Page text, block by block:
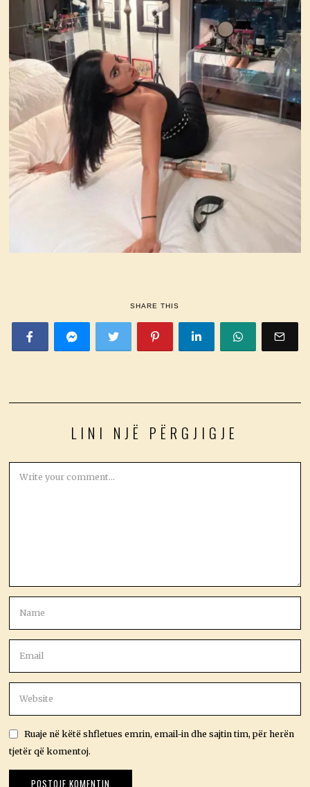
SHARE THIS
LINI NJË PËRGJIGJE
Ruaje në këtë shfletues emrin, email-in dhe sajtin tim, për herën
tjetër që komentoj.